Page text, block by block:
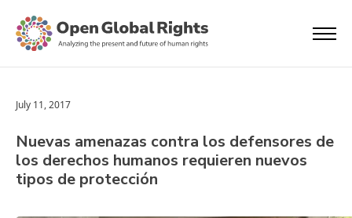
July 11, 2017
Nuevas amenazas contra los defensores de
los derechos humanos requieren nuevos
tipos de protección